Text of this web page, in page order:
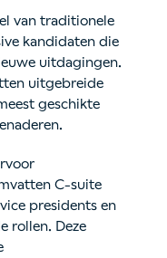
van traditionele
kandidaten die
uitdagingen.
uitgebreide
geschikte
C-suite
presidents en
rollen. Deze